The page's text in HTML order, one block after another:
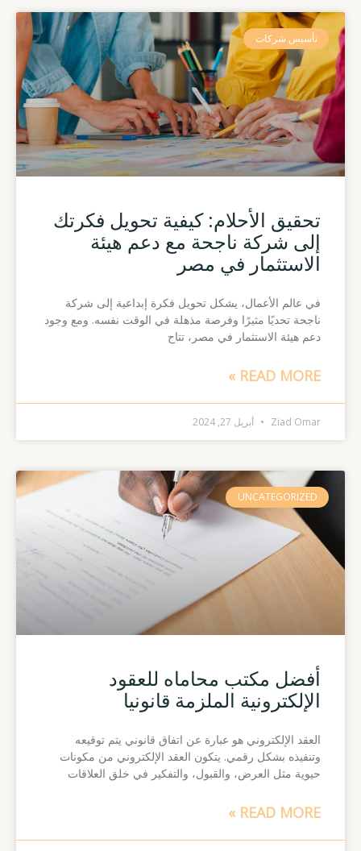
تأسيس شركات
تحقيق الأحلام: كيفية تحويل فكرتك
إلى شركة ناجحة مع دعم هيئة
الاستثمار في مصر
في عالم الأعمال، يشكل تحويل فكرة إبداعية إلى شركة
ناجحة تحديًا مثيرًا وفرصة مذهلة في الوقت نفسه. ومع وجود
دعم هيئة الاستثمار في مصر، تتاح
READ MORE »
Ziad Omar أبريل 27, 2024
UNCATEGORIZED
أفضل مكتب محاماه للعقود
الإلكترونية الملزمة قانونيا
العقد الإلكتروني هو عبارة عن اتفاق قانوني يتم توقيعه
وتنفيذه بشكل رقمي. يتكون العقد الإلكتروني من مكونات
حيوية مثل العرض، والقبول، والتفكير في خلق العلاقات
READ MORE »